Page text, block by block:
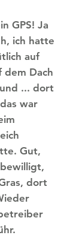
GPS! Ja
ich hatte
auf
dem Dach
... dort
war
Gut,
dort